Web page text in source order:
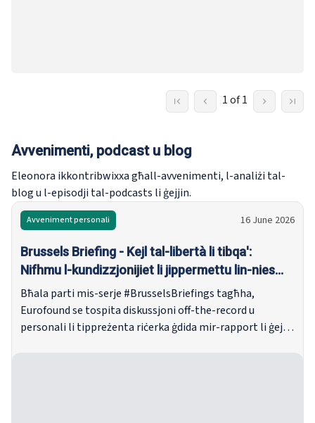
1 of 1
Avvenimenti, podcast u blog
Eleonora ikkontribwixxa għall-avvenimenti, l-analiżi tal-
blog u l-episodji tal-podcasts li ġejjin.
Avveniment personali 16 June 2026
Brussels Briefing - Kejl tal-libertà li tibqa':
Nifhmu l-kundizzjonijiet li jippermettu lin-nies
jibqgħu fir-reġjun tagħhom
Bħala parti mis-serje #BrusselsBriefings tagħha,
Eurofound se tospita diskussjoni off-the-record u
personali li tippreżenta riċerka ġdida mir-rapport li ġej